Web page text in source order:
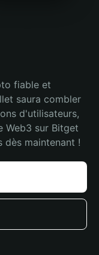
fiable et
saura combler
d'utilisateurs,
Web3 sur Bitget
maintenant !